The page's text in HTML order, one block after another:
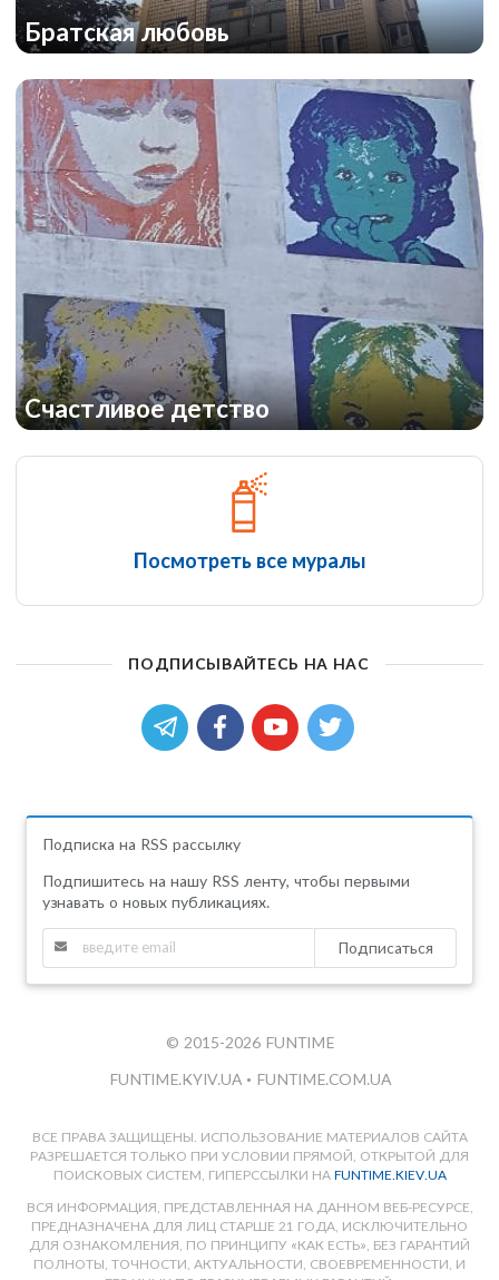
Братская любовь
Счастливое детство
Посмотреть все муралы
ПОДПИСЫВАЙТЕСЬ НА НАС
Подписка на RSS рассылку
Подпишитесь на нашу RSS ленту, чтобы первыми
узнавать о новых публикациях.
Подписаться
© 2015-2026 FUNTIME
FUNTIME.KYIV.UA • FUNTIME.COM.UA
ВСЕ ПРАВА ЗАЩИЩЕНЫ. ИСПОЛЬЗОВАНИЕ МАТЕРИАЛОВ САЙТА
РАЗРЕШАЕТСЯ ТОЛЬКО ПРИ УСЛОВИИ ПРЯМОЙ, ОТКРЫТОЙ ДЛЯ
ПОИСКОВЫХ СИСТЕМ, ГИПЕРССЫЛКИ НА FUNTIME.KIEV.UA
ВСЯ ИНФОРМАЦИЯ, ПРЕДСТАВЛЕННАЯ НА ДАННОМ ВЕБ-РЕСУРСЕ,
ПРЕДНАЗНАЧЕНА ДЛЯ ЛИЦ СТАРШЕ 21 ГОДА, ИСКЛЮЧИТЕЛЬНО
ДЛЯ ОЗНАКОМЛЕНИЯ, ПО ПРИНЦИПУ «КАК ЕСТЬ», БЕЗ ГАРАНТИЙ
ПОЛНОТЫ, ТОЧНОСТИ, АКТУАЛЬНОСТИ, СВОЕВРЕМЕННОСТИ, И